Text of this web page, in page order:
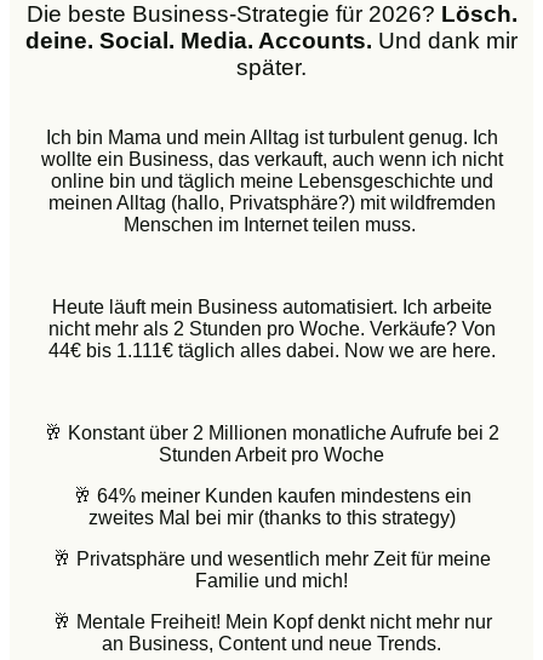
Die beste Business-Strategie für 2026? Lösch.
deine. Social. Media. Accounts. Und dank mir
später.
Ich bin Mama und mein Alltag ist turbulent genug. Ich
wollte ein Business, das verkauft, auch wenn ich nicht
online bin und täglich meine Lebensgeschichte und
meinen Alltag (hallo, Privatsphäre?) mit wildfremden
Menschen im Internet teilen muss.
Heute läuft mein Business automatisiert. Ich arbeite
nicht mehr als 2 Stunden pro Woche. Verkäufe? Von
44€ bis 1.111€ täglich alles dabei. Now we are here.
🥂 Konstant über 2 Millionen monatliche Aufrufe bei 2
Stunden Arbeit pro Woche
🥂 64% meiner Kunden kaufen mindestens ein
zweites Mal bei mir (thanks to this strategy)
🥂 Privatsphäre und wesentlich mehr Zeit für meine
Familie und mich!
🥂 Mentale Freiheit! Mein Kopf denkt nicht mehr nur
an Business, Content und neue Trends.